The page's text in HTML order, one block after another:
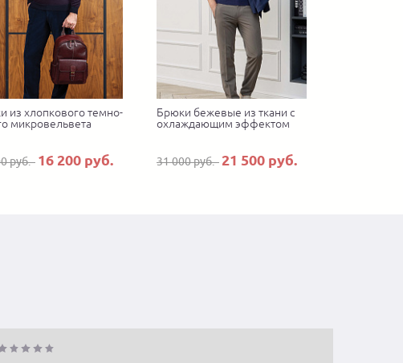
из хлопкового темно-
микровельвета
руб. 16 200 руб.
Брюки бежевые из ткани с
охлаждающим эффектом
31 000 руб. 21 500 руб.